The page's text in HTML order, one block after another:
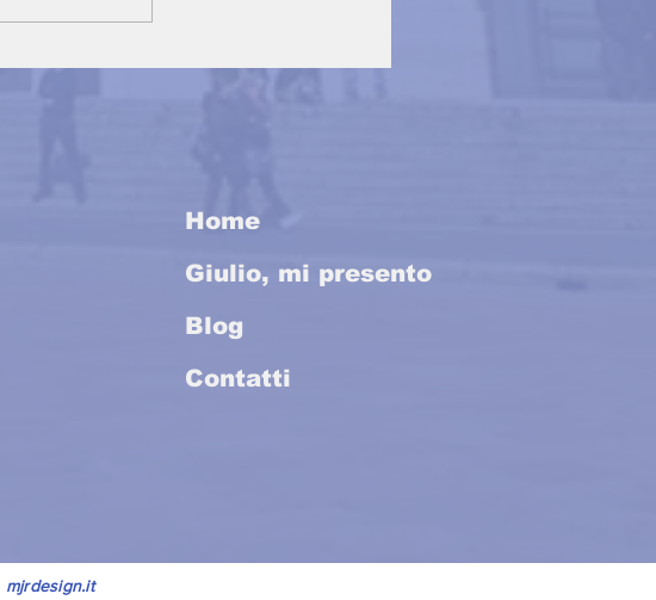
Home
Giulio, mi presento
Blog
Contatti
mjrdesign.it